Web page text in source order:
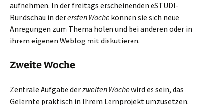
aufnehmen. In der freitags erscheinenden eSTUDI-
Rundschau in derersten Woche können sie sich neue
Anregungen zum Thema holen und bei anderen oder in
ihrem eigenen Weblog mit diskutieren.
Zweite Woche
Zentrale Aufgabe derzweiten Wochewird es sein, das
Gelernte praktisch in Ihrem Lernprojekt umzusetzen.